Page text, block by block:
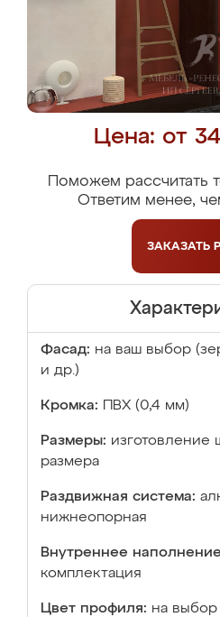
Цена: от
Поможем рассчитать
Ответим менее,
ЗАКАЗАТЬ
Фасад: на ваш выбор
и др.)
Кромка: ПВХ (0,4 мм)
Размеры: изготовление
размера
Раздвижная система:
нижнеопорная
Внутреннее
комплектация
Цвет профиля: на выбор